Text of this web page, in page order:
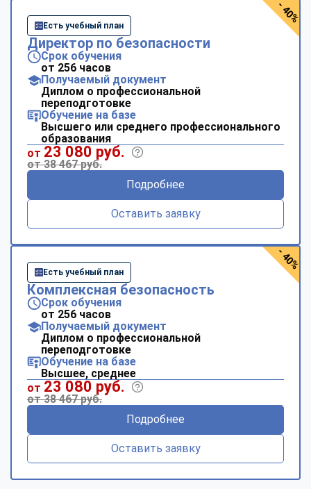
Есть учебный план
Директор по безопасности
Срок обучения
от 256 часов
Получаемый документ
Диплом о профессиональной
переподготовке
Обучение на базе
Высшего или среднего профессионального
образования
от 23 080 руб.
от 38 467 руб.
Подробнее
Оставить заявку
- 40%
Есть учебный план
Комплексная безопасность
Срок обучения
от 256 часов
Получаемый документ
Диплом о профессиональной
переподготовке
Обучение на базе
Высшее, среднее
от 23 080 руб.
от 38 467 руб.
Подробнее
Оставить заявку
- 40%